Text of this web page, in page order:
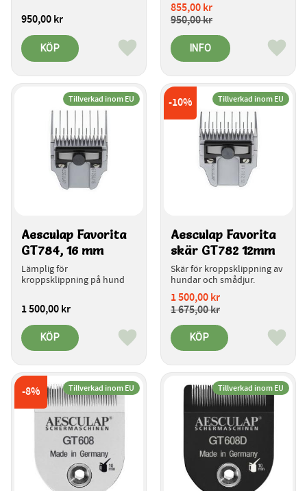
950,00kr
Lägg till i favoriter
KÖP
855,00kr
950,00kr
Lägg
INFO
Aesculap Favorita
GT784, 16 mm
Lämplig för
kroppsklippning på hund
1 500,00kr
Tillverkad inom EU
Lägg till i favoriter
KÖP
Aesculap Favorita
skär GT782 12mm
Skär för kroppsklippning av
hundar och smådjur.
1 500,00kr
1 675,00kr
10% Tillverkad inom EU
Lägg
KÖP
8% Tillverkad inom EU Tillverkad inom EU